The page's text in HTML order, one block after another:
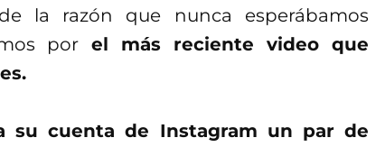
la razón que nunca esperábamos
por el más reciente video que
su cuenta de Instagram un par de